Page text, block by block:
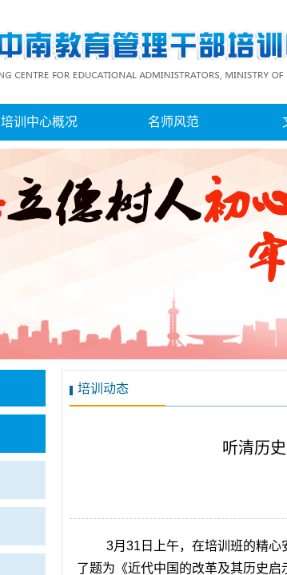
培训中心概况 名师风范
培训动态
听清历
3月31日上午，在培训班的精
了题为《近代中国的改革及其历史